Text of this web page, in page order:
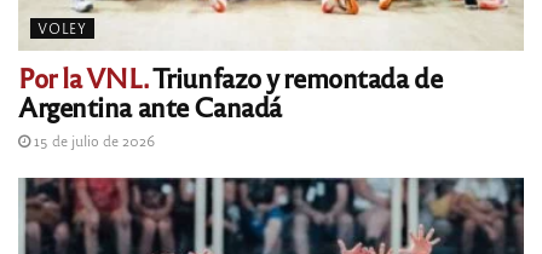
VOLEY
Por la VNL.Triunfazo y remontada de
Argentina ante Canadá
15 de julio de 2026